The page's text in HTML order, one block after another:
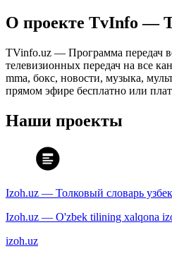
О проекте TvInfo —
TVinfo.uz — Программа передач
телевизионных передач на все
mma, бокс, новости, музыка,
прямом эфире бесплатно или
Наши проекты
Izoh.uz — Толковый словарь
Izoh.uz — O'zbek tilining xalqona
izoh.uz